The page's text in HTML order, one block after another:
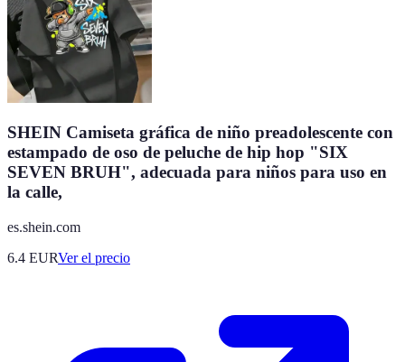
SHEIN Camiseta gráfica de niño preadolescente con
estampado de oso de peluche de hip hop "SIX
SEVEN BRUH", adecuada para niños para uso en
la calle,
es.shein.com
6.4 EURVer el precio